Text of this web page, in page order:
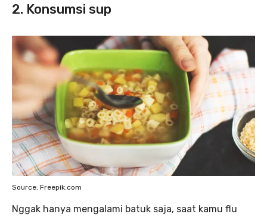
2. Konsumsi sup
Source; Freepik.com
Nggak hanya mengalami batuk saja, saat kamu flu